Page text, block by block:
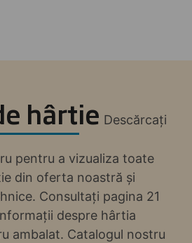
hârtie Descărcați
pentru a vizualiza toate
din oferta noastră și
Consultați pagina 21
despre hârtia
ambalat. Catalogul nostru